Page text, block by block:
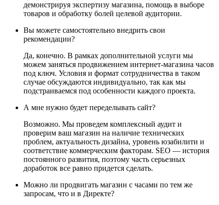
демонстрируя экспертизу магазина, помощь в выборе
товаров и обработку болей целевой аудитории.
Вы можете самостоятельно внедрить свои
рекомендации?
Да, конечно. В рамках дополнительной услуги мы
можем заняться продвижением интернет-магазина часов
под ключ. Условия и формат сотрудничества в таком
случае обсуждаются индивидуально, так как мы
подстраиваемся под особенности каждого проекта.
А мне нужно будет переделывать сайт?
Возможно. Мы проведем комплексный аудит и
проверим ваш магазин на наличие технических
проблем, актуальность дизайна, уровень юзабилити и
соответствие коммерческим факторам. SEO — история
постоянного развития, поэтому часть серьезных
доработок все равно придется сделать.
Можно ли продвигать магазин с часами по тем же
запросам, что и в Директе?